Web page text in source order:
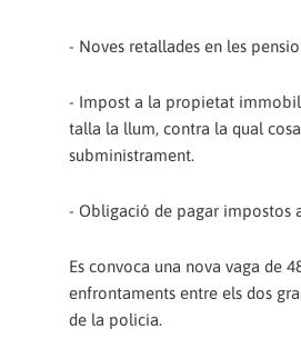
- Noves retallades en les
- Impost a la propietat
talla la llum, contra la qual
subministrament.
- Obligació de pagar impostos
Es convoca una nova vaga de
enfrontaments entre els dos
de la policia.